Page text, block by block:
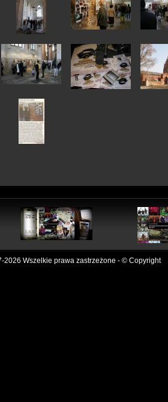
2026 Wszelkie prawa zastrzeżone - © Copyright